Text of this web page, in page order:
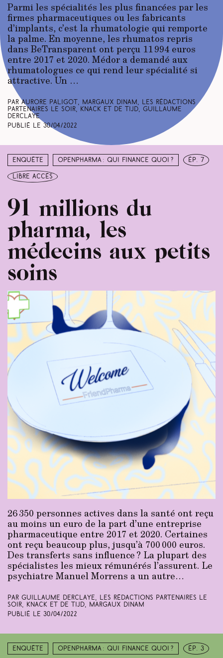
Parmi les spécialités les plus financées par les
firmes pharmaceutiques ou les fabricants
d’implants, c’est larhumatologie qui remporte
la palme. En moyenne, les rhumatos repris
dans BeTransparent ont perçu 11 994 euros
entre 2017 et 2020. Médor a demandé aux
rhumatologues ce qui rend leur spécialité si
attractive. Un …
Par Aurore Paligot, Margaux Dinam, Les rédactions
partenaires Le Soir, Knack et De Tijd, Guillaume
Derclaye
Publié le 30/04/2022
Enquête Openpharma : qui finance quoi ? ép. 7
libre accès
91 millions du
pharma, les
médecins aux petits
soins
26 350 personnes actives dans la santé ont reçu
au moins un euro de la part d’une entreprise
pharmaceutique entre 2017 et 2020. Certaines
ont reçu beaucoup plus, jusqu’à 700 000 euros.
Des transferts sans influence ? La plupart des
spécialistes les mieux rémunérés l’assurent. Le
psychiatre Manuel Morrens a un autre…
Par Guillaume Derclaye, Les rédactions partenaires Le
Soir, Knack et De Tijd, Margaux Dinam
Publié le 30/04/2022
Enquête Openpharma : qui finance quoi ? ép. 3